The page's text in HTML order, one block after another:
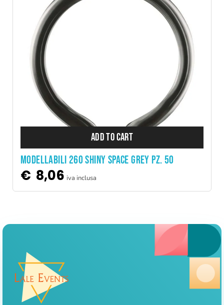
ADD TO CART
MODELLABILI 260 SHINY SPACE GREY PZ. 50
€ 8,06 iva inclusa